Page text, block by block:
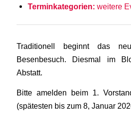
Terminkategorien: weitere
Traditionell beginnt das
Besenbesuch. Diesmal im
Abstatt.
Bitte amelden beim 1.
(spätesten bis zum 8, Januar